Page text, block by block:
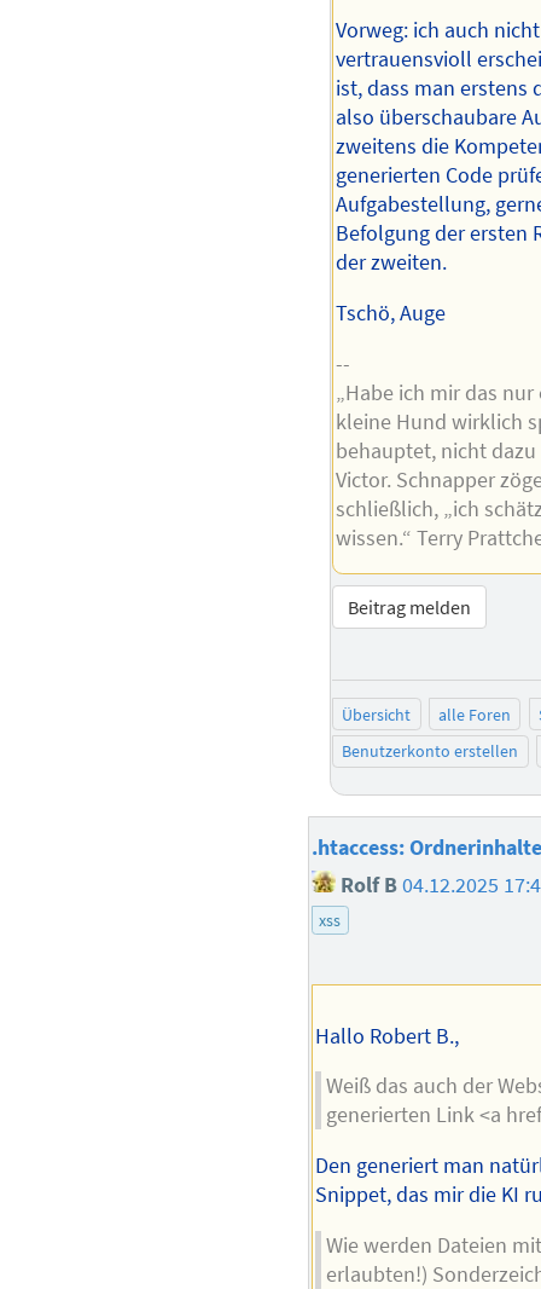
Vorweg: ich auch
vertrauensvioll
ist, dass man erstens
also überschaubare
zweitens die
generierten Code
Aufgabestellung,
Befolgung der ersten
der zweiten.
Tschö, Auge
--
„Habe ich mir das
kleine Hund wirklich
behauptet, nicht
Victor. Schnapper
schließlich, „ich
wissen.“ Terry
Beitrag melden
Übersicht alle Foren
Benutzerkonto erstellen
.htaccess:
Rolf B04.12.2025
xss
Hallo Robert B.,
Weiß das auch der
generierten Link <a
Den generiert man
Snippet, das mir die KI
Wie werden Dateien
erlaubten!)